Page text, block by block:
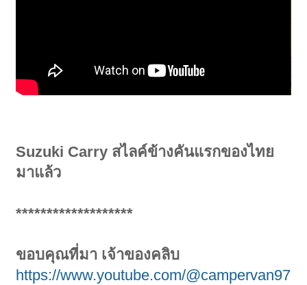
Suzuki Carry สไลค์ข้างคันแรกของไทย
มาแล้ว
*******************
ขอบคุณที่มา เจ้าของคลิบ
https://www.youtube.com/@campervan97